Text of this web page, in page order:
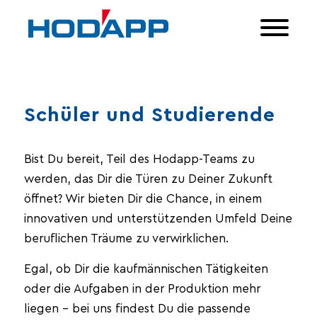
Schüler und Studierende
Bist Du bereit, Teil des Hodapp-Teams zu
werden, das Dir die Türen zu Deiner Zukunft
öffnet? Wir bieten Dir die Chance, in einem
innovativen und unterstützenden Umfeld Deine
beruflichen Träume zu verwirklichen.
Egal, ob Dir die kaufmännischen Tätigkeiten
oder die Aufgaben in der Produktion mehr
liegen – bei uns findest Du die passende